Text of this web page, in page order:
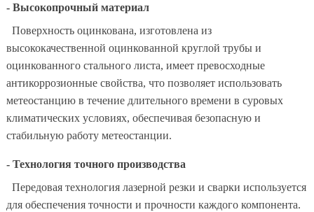
- Высокопрочный материал
Поверхность оцинкована, изготовлена из
высококачественной оцинкованной круглой трубы и
оцинкованного стального листа, имеет превосходные
антикоррозионные свойства, что позволяет использовать
метеостанцию в течение длительного времени в суровых
климатических условиях, обеспечивая безопасную и
стабильную работу метеостанции.
- Технология точного производства
Передовая технология лазерной резки и сварки используется
для обеспечения точности и прочности каждого компонента.